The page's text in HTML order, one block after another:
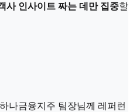
사 인사이트 짜는 데만 집중할
나금융지주 팀장님께 레퍼런